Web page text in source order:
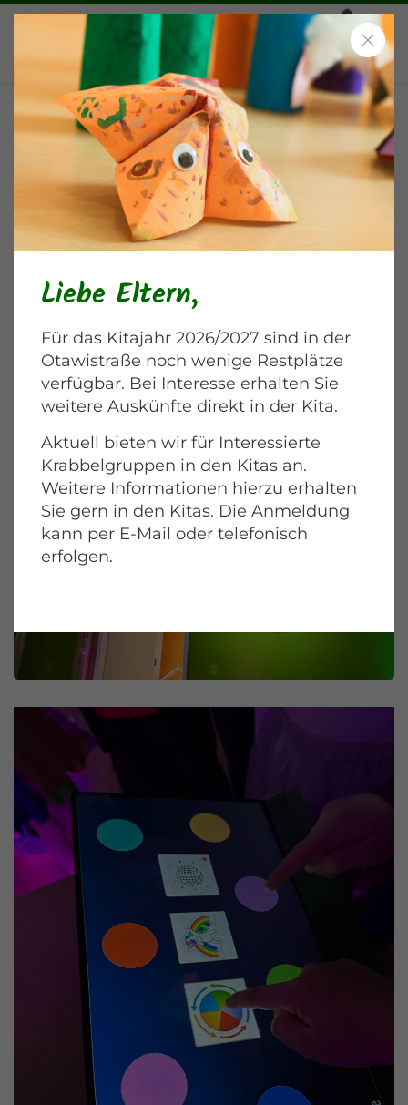
Fasching in Karow
Blankenburger Chaussee
Liebe Eltern,
Für das Kitajahr 2026/2027 sind in der
Otawistraße noch wenige Restplätze
verfügbar. Bei Interesse erhalten Sie
weitere Auskünfte direkt in der Kita.
Aktuell bieten wir für Interessierte
Krabbelgruppen in den Kitas an.
Weitere Informationen hierzu erhalten
Sie gern in den Kitas. Die Anmeldung
kann per E-Mail oder telefonisch
erfolgen.